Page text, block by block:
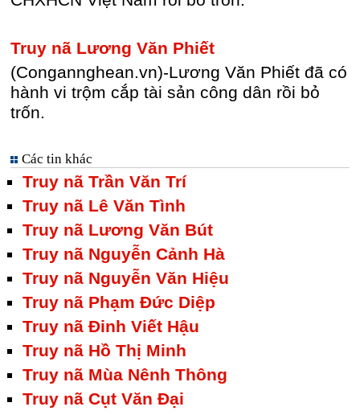
Truy nã Lương Văn Phiết
(Congannghean.vn)-Lương Văn Phiết đã có
hành vi trộm cắp tài sản công dân rồi bỏ
trốn.
Các tin khác
Truy nã Trần Văn Trí
Truy nã Lê Văn Tình
Truy nã Lương Văn Bút
Truy nã Nguyễn Cảnh Hà
Truy nã Nguyễn Văn Hiệu
Truy nã Phạm Đức Diệp
Truy nã Đinh Viết Hậu
Truy nã Hồ Thị Minh
Truy nã Mùa Nênh Thông
Truy nã Cụt Văn Đại